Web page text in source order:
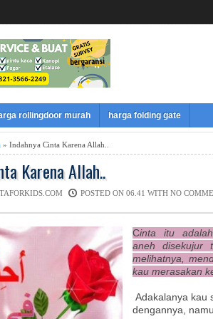
rollingdoor murah harga folding gate
» Indahnya Cinta Karena Allah..
Karena Allah..
POSTED ON 06.41 WITH NO
Cinta itu
aneh disekujur
melihatnya,
kau merasakan
Adakalanya kau
dengannya,